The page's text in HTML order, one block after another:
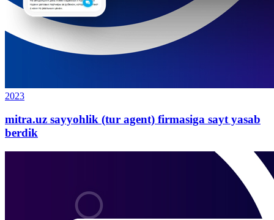
2023
mitra.uz sayyohlik (tur agent) firmasiga sayt yasab
berdik